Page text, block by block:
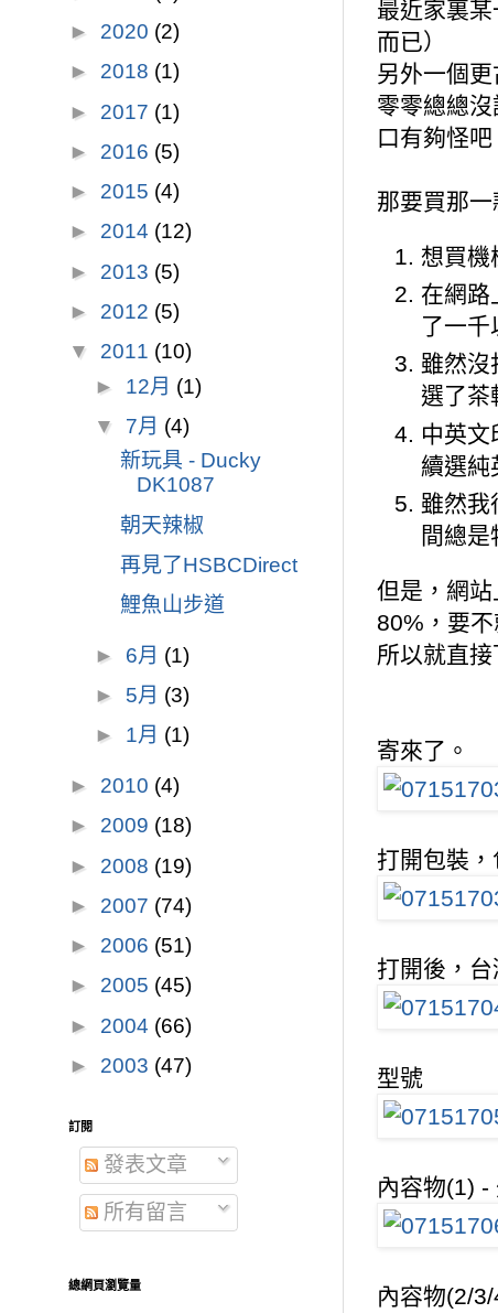
最近家裏
而已）
另外一個
零零總總
口有夠怪吧
那要買那
想買機
在網路
了一千
雖然沒
選了茶
中英
續選純
雖然我
間總
但是，網
80%，要
所以就直接
寄來了。
打開包裝
打開後，
型號
內容物(1) -
內容物(2/
► 2020 (2)
► 2018 (1)
► 2017 (1)
► 2016 (5)
► 2015 (4)
► 2014 (12)
► 2013 (5)
► 2012 (5)
▼ 2011 (10)
► 12月 (1)
▼ 7月 (4)
新玩具 - Ducky
DK1087
朝天辣椒
再見了HSBCDirect
鯉魚山步道
► 6月 (1)
► 5月 (3)
► 1月 (1)
► 2010 (4)
► 2009 (18)
► 2008 (19)
► 2007 (74)
► 2006 (51)
► 2005 (45)
► 2004 (66)
► 2003 (47)
訂閱
發表文章
所有留言
總網頁瀏覽量